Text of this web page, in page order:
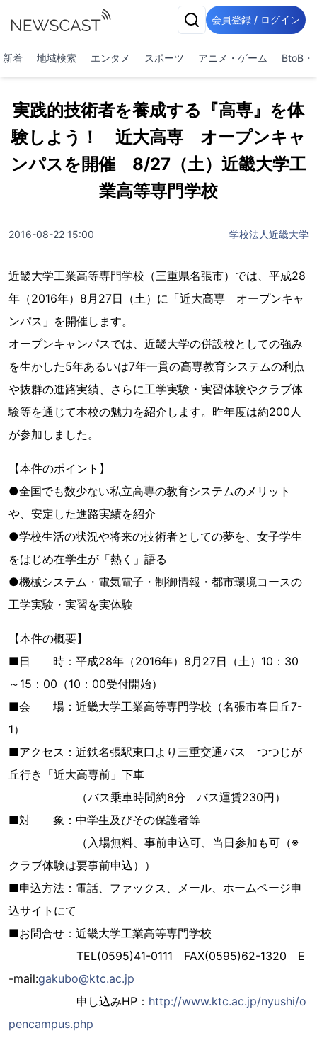
会員登録 / ログイン
新着 地域検索 エンタメ スポーツ アニメ・ゲーム BtoB・
実践的技術者を養成する『高専』を体
験しよう！ 近大高専 オープンキャ
ンパスを開催 8/27（土）近畿大学工
業高等専門学校
2016-08-22 15:00 学校法人近畿大学
近畿大学工業高等専門学校（三重県名張市）では、平成28
年（2016年）8月27日（土）に「近大高専 オープンキャ
ンパス」を開催します。
オープンキャンパスでは、近畿大学の併設校としての強み
を生かした5年あるいは7年一貫の高専教育システムの利点
や抜群の進路実績、さらに工学実験・実習体験やクラブ体
験等を通じて本校の魅力を紹介します。昨年度は約200人
が参加しました。
【本件のポイント】
●全国でも数少ない私立高専の教育システムのメリット
や、安定した進路実績を紹介
●学校生活の状況や将来の技術者としての夢を、女子学生
をはじめ在学生が「熱く」語る
●機械システム・電気電子・制御情報・都市環境コースの
工学実験・実習を実体験
【本件の概要】
■日 時：平成28年（2016年）8月27日（土）10：30
～15：00（10：00受付開始）
■会 場：近畿大学工業高等専門学校（名張市春日丘7-
1）
■アクセス：近鉄名張駅東口より三重交通バス つつじが
丘行き「近大高専前」下車
（バス乗車時間約8分 バス運賃230円）
■対 象：中学生及びその保護者等
（入場無料、事前申込可、当日参加も可（※
クラブ体験は要事前申込））
■申込方法：電話、ファックス、メール、ホームページ申
込サイトにて
■お問合せ：近畿大学工業高等専門学校
TEL(0595)41-0111 FAX(0595)62-1320 E
-mail:gakubo@ktc.ac.jp
申し込みHP： http://www.ktc.ac.jp/nyushi/o
pencampus.php